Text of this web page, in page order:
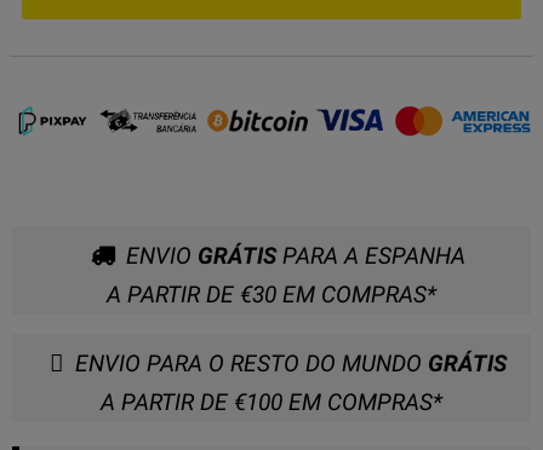
ENVIO GRÁTISPARA A ESPANHA
A PARTIR DE €30 EM COMPRAS*
ENVIO PARA O RESTO DO MUNDO GRÁTIS
A PARTIR DE €100 EM COMPRAS*